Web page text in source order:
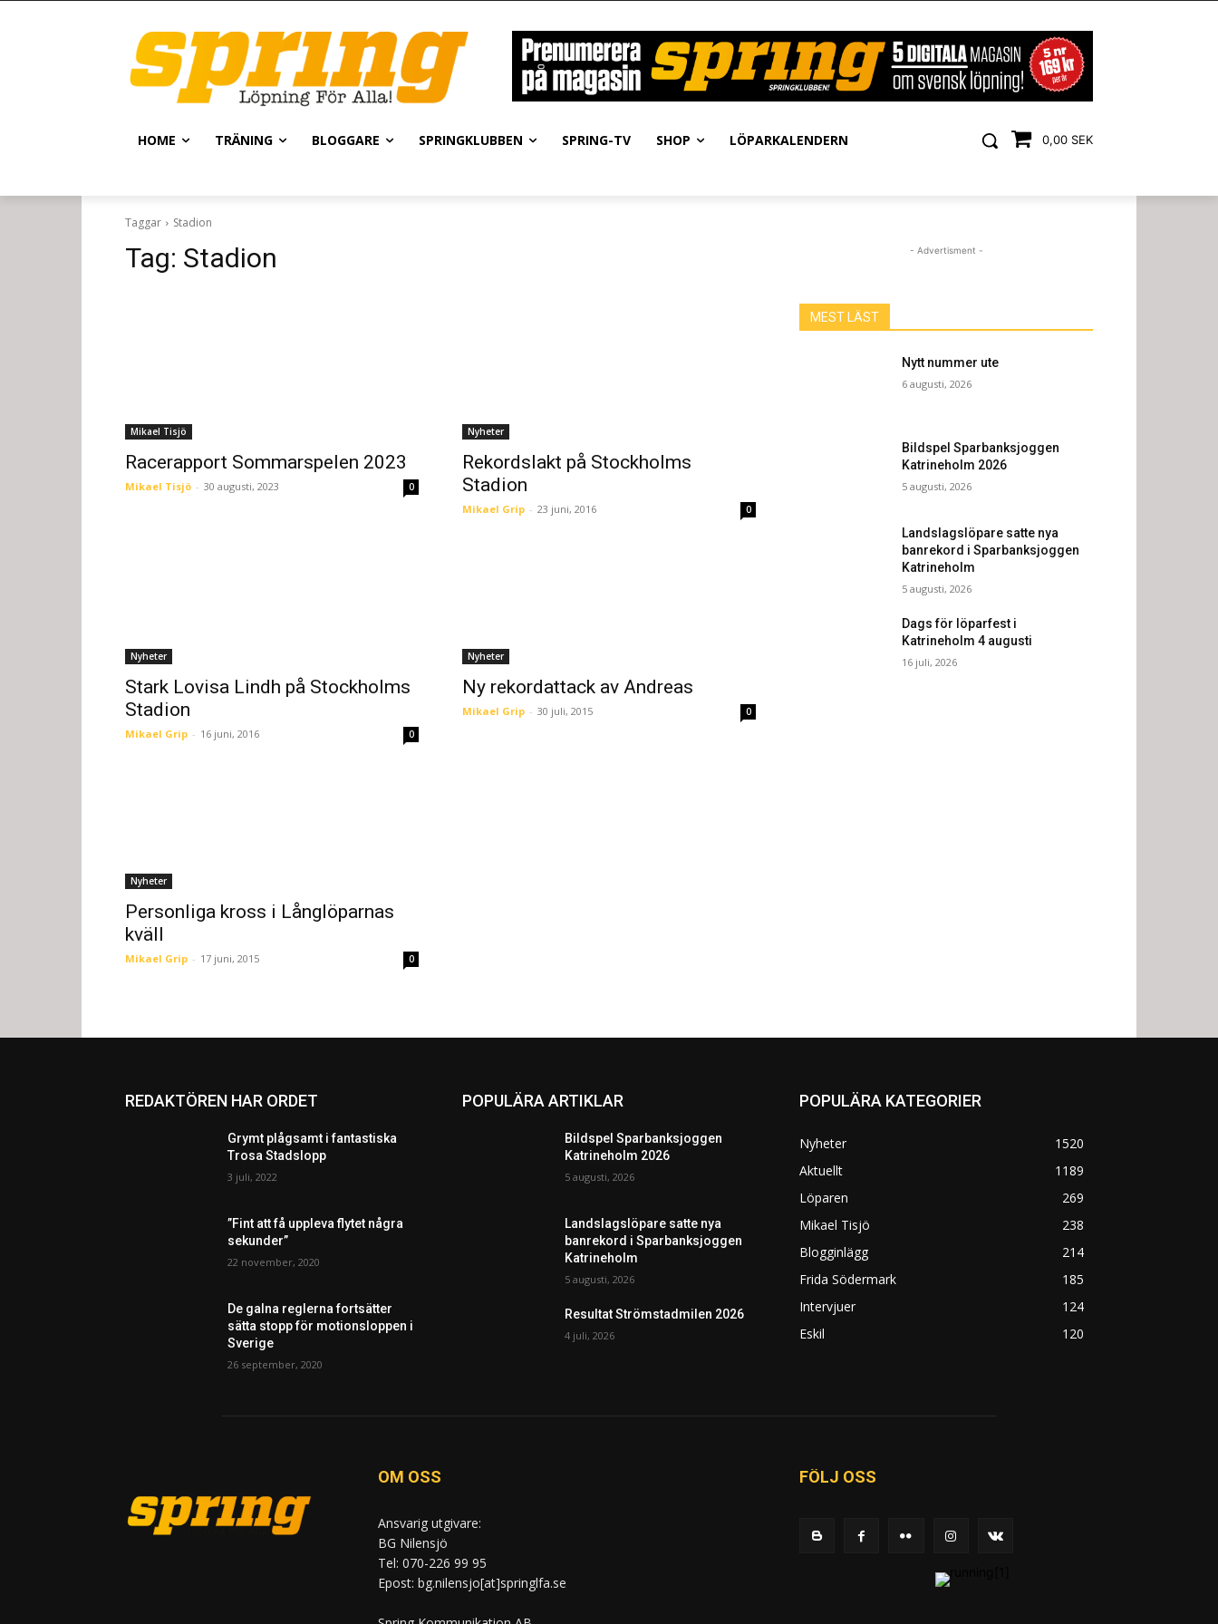
0,00 SEK
HOME TRÄNING BLOGGARE SPRINGKLUBBEN SPRING-TV SHOP LÖPARKALENDERN
Taggar Stadion
Tag: Stadion
Mikael Tisjö
Racerapport Sommarspelen 2023
Mikael Tisjö - 30 augusti, 2023 0
Nyheter
Rekordslakt på Stockholms
Stadion
Mikael Grip - 23 juni, 2016 0
Nyheter
Stark Lovisa Lindh på Stockholms
Stadion
Mikael Grip - 16 juni, 2016 0
Nyheter
Ny rekordattack av Andreas
Mikael Grip - 30 juli, 2015 0
Nyheter
Personliga kross i Långlöparnas
kväll
Mikael Grip - 17 juni, 2015 0
- Advertisment -
MEST LÄST
Nytt nummer ute
6 augusti, 2026
Bildspel Sparbanksjoggen
Katrineholm 2026
5 augusti, 2026
Landslagslöpare satte nya
banrekord i Sparbanksjoggen
Katrineholm
5 augusti, 2026
Dags för löparfest i
Katrineholm 4 augusti
16 juli, 2026
REDAKTÖREN HAR ORDET
Grymt plågsamt i fantastiska
Trosa Stadslopp
3 juli, 2022
”Fint att få uppleva flytet några
sekunder”
22 november, 2020
De galna reglerna fortsätter
sätta stopp för motionsloppen i
Sverige
26 september, 2020
POPULÄRA ARTIKLAR
Bildspel Sparbanksjoggen
Katrineholm 2026
5 augusti, 2026
Landslagslöpare satte nya
banrekord i Sparbanksjoggen
Katrineholm
5 augusti, 2026
Resultat Strömstadmilen 2026
4 juli, 2026
POPULÄRA KATEGORIER
Nyheter
1520
Aktuellt
1189
Löparen
269
Mikael Tisjö
238
Blogginlägg
214
Frida Södermark
185
Intervjuer
124
Eskil
120
OM OSS
Ansvarig utgivare:
BG Nilensjö
Tel: 070-226 99 95
Epost: bg.nilensjo[at]springlfa.se
FÖLJ OSS